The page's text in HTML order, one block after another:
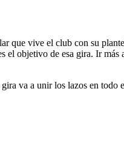
que vive el club con su
el objetivo de esa gira. Ir
va a unir los lazos en todo